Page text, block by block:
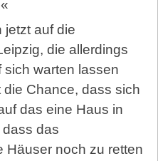
jetzt auf die
die allerdings
warten lassen
Chance, dass sich
das eine Haus in
das
Häuser noch zu retten